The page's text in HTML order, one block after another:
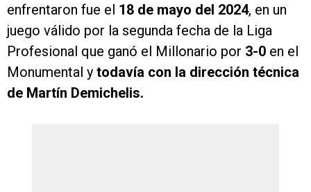
enfrentaron fue el 18 de mayo del 2024, en un
juego válido por la segunda fecha de la Liga
Profesional que ganó el Millonario por 3-0 en el
Monumental y todavía con la dirección técnica
de Martín Demichelis.